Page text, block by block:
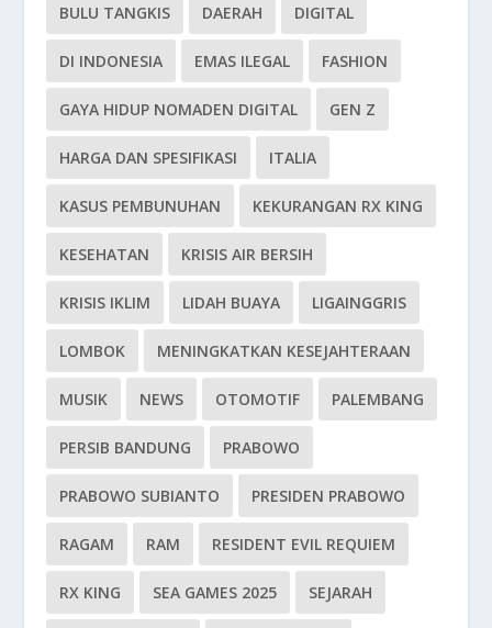
BULU TANGKIS DAERAH DIGITAL
DI INDONESIA EMAS ILEGAL FASHION
GAYA HIDUP NOMADEN DIGITAL GEN Z
HARGA DAN SPESIFIKASI ITALIA
KASUS PEMBUNUHAN KEKURANGAN RX KING
KESEHATAN KRISIS AIR BERSIH
KRISIS IKLIM LIDAH BUAYA LIGAINGGRIS
LOMBOK MENINGKATKAN KESEJAHTERAAN
MUSIK NEWS OTOMOTIF PALEMBANG
PERSIB BANDUNG PRABOWO
PRABOWO SUBIANTO PRESIDEN PRABOWO
RAGAM RAM RESIDENT EVIL REQUIEM
RX KING SEA GAMES 2025 SEJARAH